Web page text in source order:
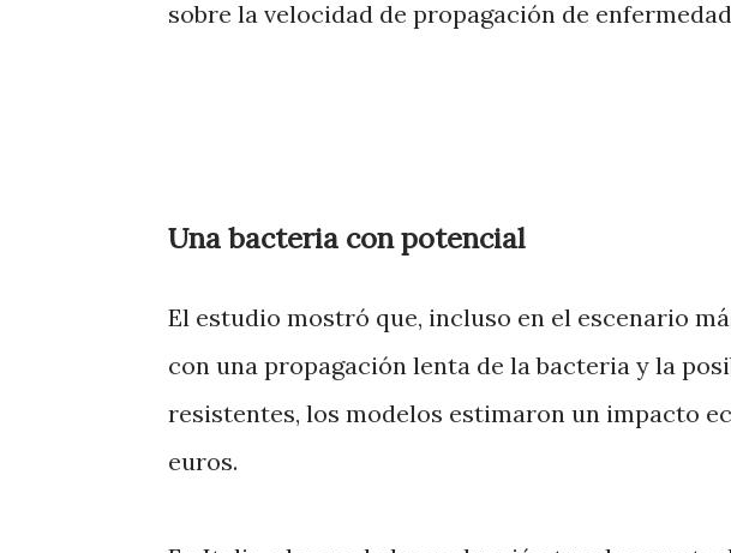
sobre la velocidad de propagación de
Una bacteria con potencial
El estudio mostró que, incluso en el escenario
con una propagación lenta de la bacteria y la
resistentes, los modelos estimaron un impacto
euros.